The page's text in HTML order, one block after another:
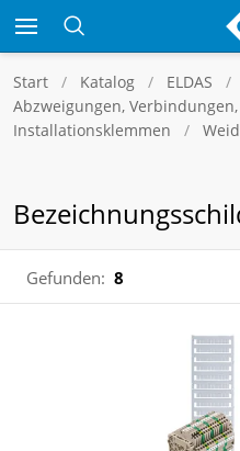
Start Katalog
ELDAS
Abzweigungen,
Installationsklemmen
Gefunden: 8